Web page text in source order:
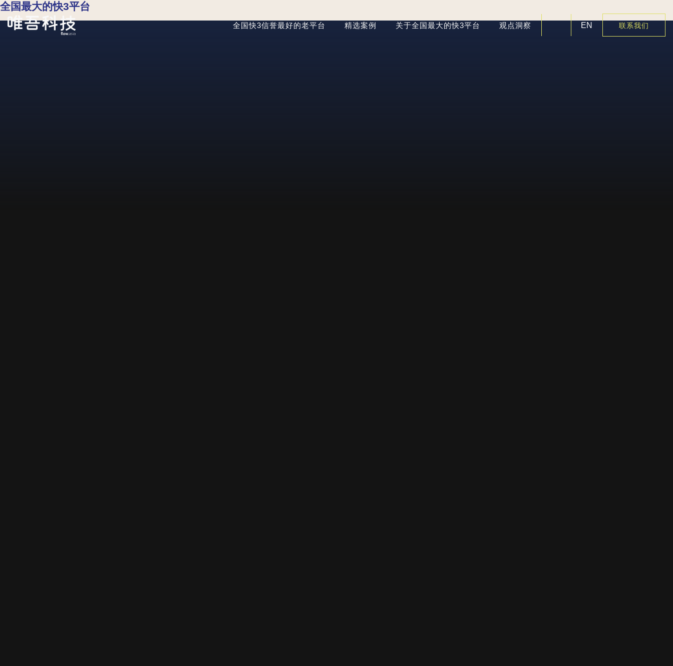
全国最大的快3平台
全国快3信誉最好的老平台 精选案例 关于全国最大的快3平台 观点洞察 EN 联系我们